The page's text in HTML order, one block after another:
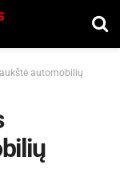
automobilių